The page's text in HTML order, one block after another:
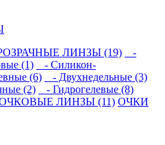
ЛИНЗЫ (19)
-
(1)
- Силикон-
(6)
- Двухнедельные (3)
(2)
- Гидрогелевые (8)
ЛИНЗЫ (11) ОЧКИ